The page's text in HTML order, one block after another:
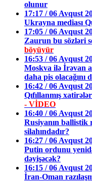
olunur
17:17 / 06 Avqust
Ukrayna mediası
17:05 / 06 Avqust
Zaurun bu sözləri
böyüyür
16:53 / 06 Avqust
Moskva ilə İrəvan
daha pis olacağını
16:42 / 06 Avqust
Qıfıllanmış
- VİDEO
16:40 / 06 Avqust
Rusiyanın ballistik
silahındadır?
16:27 / 06 Avqust
Putin ordunu
dəyişəcək?
16:15 / 06 Avqust
İran-Oman